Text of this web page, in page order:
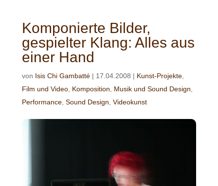
Komponierte Bilder,
gespielter Klang: Alles aus
einer Hand
von Isis Chi Gambatté| 17.04.2008 | Kunst-Projekte,
Film und Video, Komposition Musik und Sound Design
Performance, Sound Design Videokunst